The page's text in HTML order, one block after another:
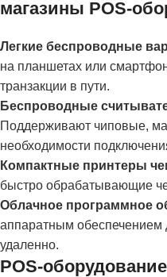
магазины POS-
Легкие беспроводные
на планшетах или
транзакции в пути.
Беспроводные
Поддерживают чиповые,
необходимости
Компактные принтеры
быстро обрабатывающие
Облачное программное
аппаратным обеспечением
удаленно.
POS-